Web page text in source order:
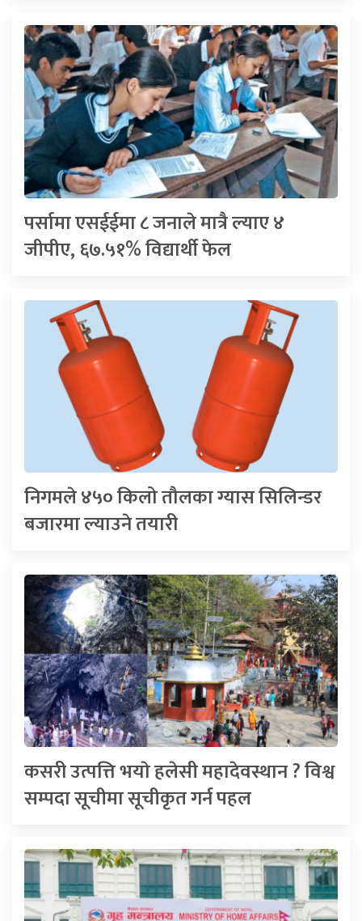
पर्सामा एसईईमा ८ जनाले मात्रै ल्याए ४
जीपीए, ६७.५१% विद्यार्थी फेल
निगमले ४५० किलो तौलका ग्यास सिलिन्डर
बजारमा ल्याउने तयारी
कसरी उत्पत्ति भयाे हलेसी महादेवस्थान ? विश्व
सम्पदा सूचीमा सूचीकृत गर्न पहल